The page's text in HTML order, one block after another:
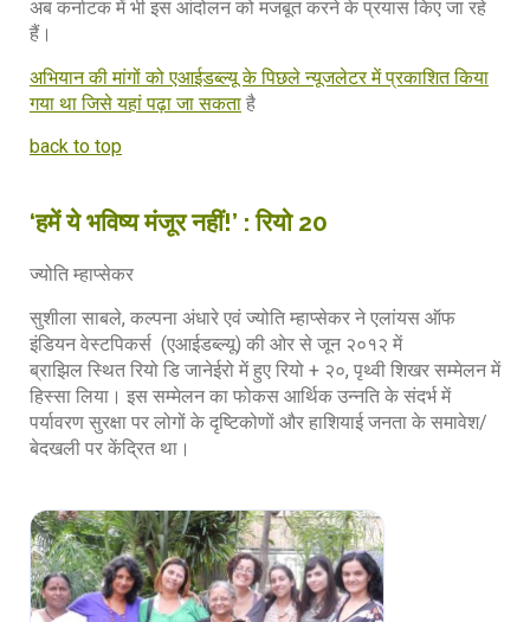
अब कर्नाटक में भी इस आंदोलन को मजबूत करने के प्रयास किए जा रहे
हैं।
अभियान की मांगों को एआईडब्ल्यू के पिछले न्यूजलेटर में प्रकाशित किया
गया था जिसे यहां पढ़ा जा सकता है
back to top
‘हमें ये भविष्य मंजूर नहीं!’ : रियो 20
ज्योति म्हाप्सेकर
सुशीला साबले, कल्पना अंधारे एवं ज्योति म्हाप्सेकर ने एलांयस ऑफ
इंडियन वेस्टपिकर्स (एआईडब्ल्यू) की ओर से जून २०१२ में
ब्राझिल स्थित रियो डि जानेईरो में हुए रियो + २०, पृथ्वी शिखर सम्मेलन में
हिस्सा लिया। इस सम्मेलन का फोकस आर्थिक उन्नति के संदर्भ में
पर्यावरण सुरक्षा पर लोगों के दृष्टिकोणों और हाशियाई जनता के समावेश/
बेदखली पर केंद्रित था।